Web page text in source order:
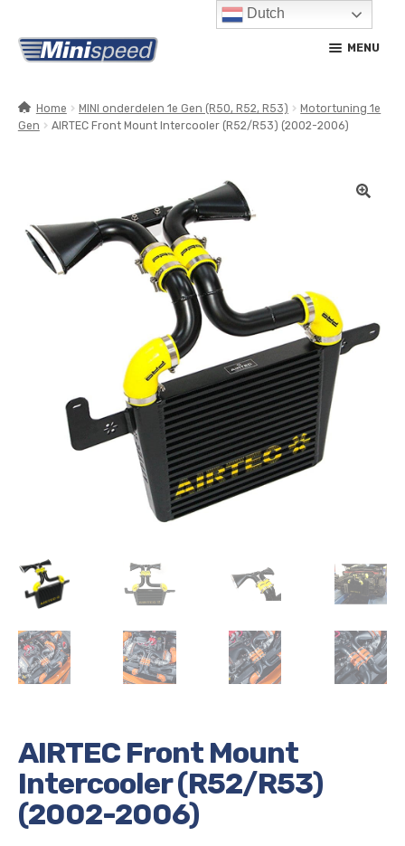
Ga
door
navigatie
Ga
naar
inhoud
MENU
CONTACT
MIJN ACCOUNT
Home MINI onderdelen 1e Gen (R50, R52, R53)
Motortuning 1e
Gen
AIRTEC Front Mount Intercooler (R52/R53) (2002-2006)
AIRTEC Front Mount
Intercooler (R52/R53)
(2002-2006)
Dutch